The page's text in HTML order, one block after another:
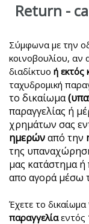
Keychains
Feminim Care
Sun Care
Return -
Σύμφωνα με την
κοινοβουλίου, αν
διαδίκτυο ή εκτός
ταχυδρομική
το δικαίωμα
παραγγελίας ή
χρημάτων σας
ημερώναπό την
της
μας κατάστημα ή
απο αγορά μέσω
Έχετε το δικαίωμα
παραγγελίαεντός